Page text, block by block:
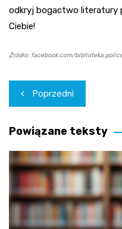
odkryj bogactwo literatury
Ciebie!
Źródło: facebook.com/
Nawigacja
wpisu
Poprzedni
Powiązane teksty